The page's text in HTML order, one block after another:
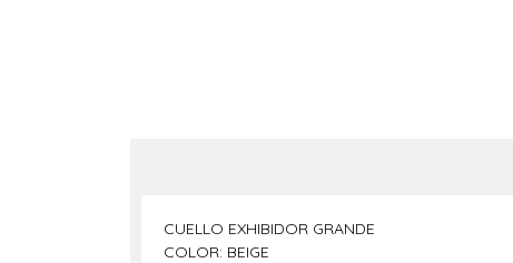
CUELLO EXHIBIDOR GRANDE
COLOR: BEIGE